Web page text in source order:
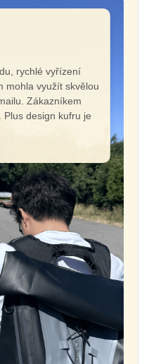
rychlé vyřízení
mohla využít skvělou
Zákazníkem
design kufru je